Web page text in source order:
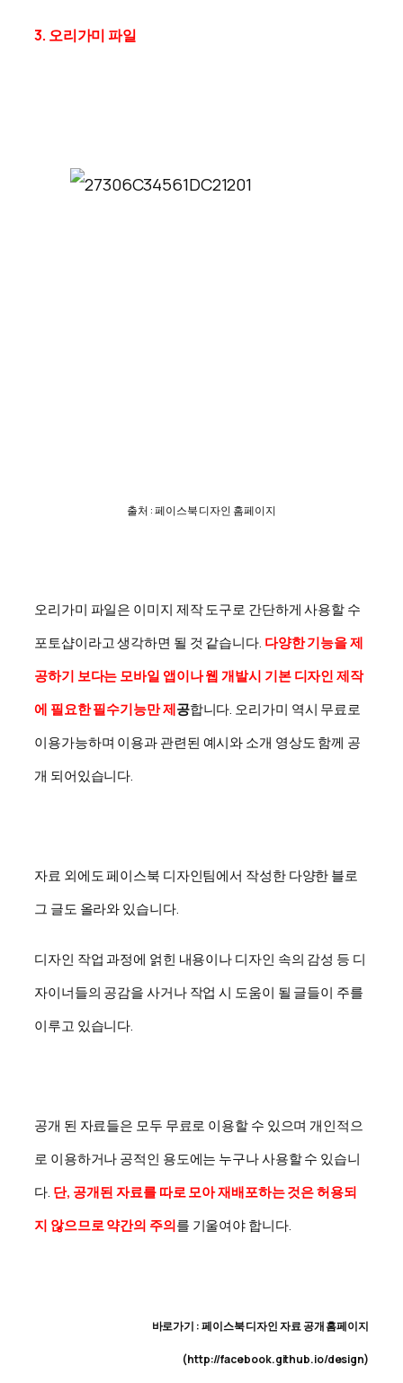
3. 오리가미 파일
출처 : 페이스북 디자인 홈페이지
오리가미 파일은 이미지 제작 도구로 간단하게 사용할 수
포토샵이라고 생각하면 될 것 같습니다. 다양한 기능을 제
공하기 보다는 모바일 앱이나 웹 개발시 기본 디자인 제작
에 필요한 필수기능만 제공합니다. 오리가미 역시 무료로
이용가능하며 이용과 관련된 예시와 소개 영상도 함께 공
개 되어있습니다.
자료 외에도 페이스북 디자인팀에서 작성한 다양한 블로
그 글도 올라와 있습니다.
디자인 작업 과정에 얽힌 내용이나 디자인 속의 감성 등 디
자이너들의 공감을 사거나 작업 시 도움이 될 글들이 주를
이루고 있습니다.
공개 된 자료들은 모두 무료로 이용할 수 있으며 개인적으
로 이용하거나 공적인 용도에는 누구나 사용할 수 있습니
다. 단, 공개된 자료를 따로 모아 재배포하는 것은 허용되
지 않으므로 약간의 주의를 기울여야 합니다.
바로가기 : 페이스북 디자인 자료 공개 홈페이지
(http://facebook.github.io/design)